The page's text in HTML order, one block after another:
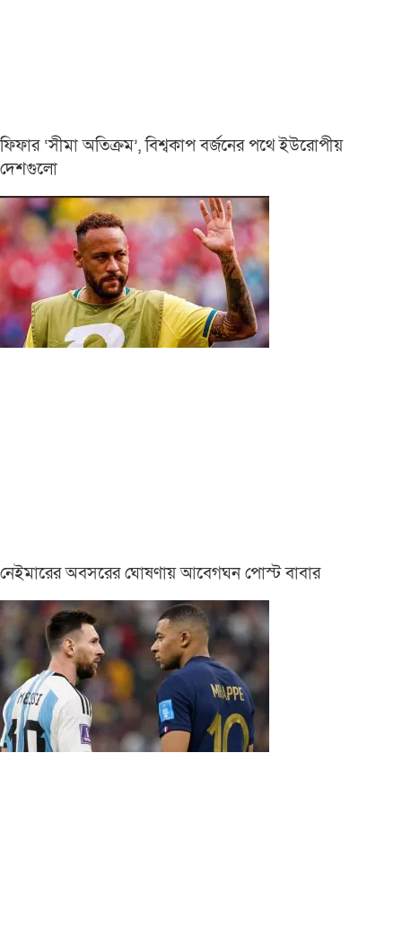
ফিফার ‘সীমা অতিক্রম’, বিশ্বকাপ বর্জনের পথে ইউরোপীয়
দেশগুলো
নেইমারের অবসরের ঘোষণায় আবেগঘন পোস্ট বাবার